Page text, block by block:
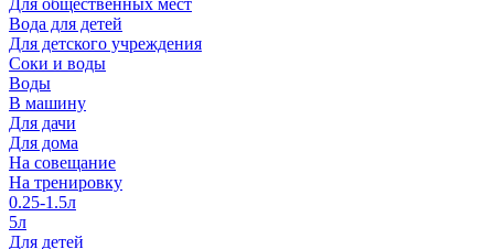
Для общественных мест
Вода для детей
Для детского учреждения
Соки и воды
Воды
В машину
Для дачи
Для дома
На совещание
На тренировку
0.25-1.5л
5л
Для детей